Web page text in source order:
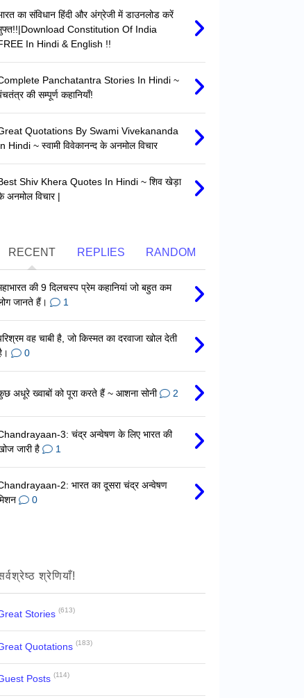
का संविधान हिंदी और अंग्रेजी में डाउनलोड करें
Constitution Of India
In Hindi & English !!
Panchatantra Stories In Hindi ~
की सम्पूर्ण कहानियाँ!
Quotations By Swami Vivekananda
Hindi ~ स्वामी विवेकानन्द के अनमोल विचार
Shiv Khera Quotes In Hindi ~ शिव खेड़ा
अनमोल विचार |
RECENT REPLIES RANDOM
की 9 दिलचस्प प्रेम कहानियां जो बहुत कम
जानते हैं।
1
वह चाबी है, जो किस्मत का दरवाजा खोल देती
0
अधूरे ख्वाबों को पूरा करते हैं ~ आशना सोनी 2
3: चंद्र अन्वेषण के लिए भारत की
जारी है
1
2: भारत का दूसरा चंद्र अन्वेषण
0
श्रेणियाँ!
Stories (613)
Quotations (183)
Posts (114)